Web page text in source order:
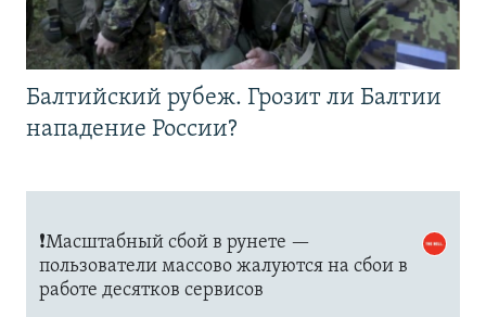
Балтийский рубеж. Грозит ли Балтии
нападение России?